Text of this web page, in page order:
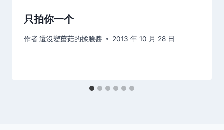
只拍你一个
作者還沒變蘑菇的揉臉醬 2013 年 10 月 28 日